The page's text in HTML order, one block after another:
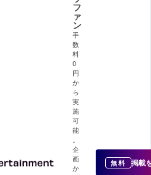
フ
ァ
ン
手
数
料
0
円
か
ら
実
施
可
能
。
企
画
か
無料 掲載